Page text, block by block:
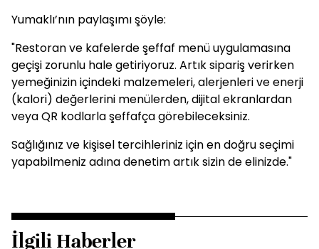
Yumaklı’nın paylaşımı şöyle:
"Restoran ve kafelerde şeffaf menü uygulamasına
geçişi zorunlu hale getiriyoruz. Artık sipariş verirken
yemeğinizin içindeki malzemeleri, alerjenleri ve enerji
(kalori) değerlerini menülerden, dijital ekranlardan
veya QR kodlarla şeffafça görebileceksiniz.
Sağlığınız ve kişisel tercihleriniz için en doğru seçimi
yapabilmeniz adına denetim artık sizin de elinizde."
İlgili Haberler